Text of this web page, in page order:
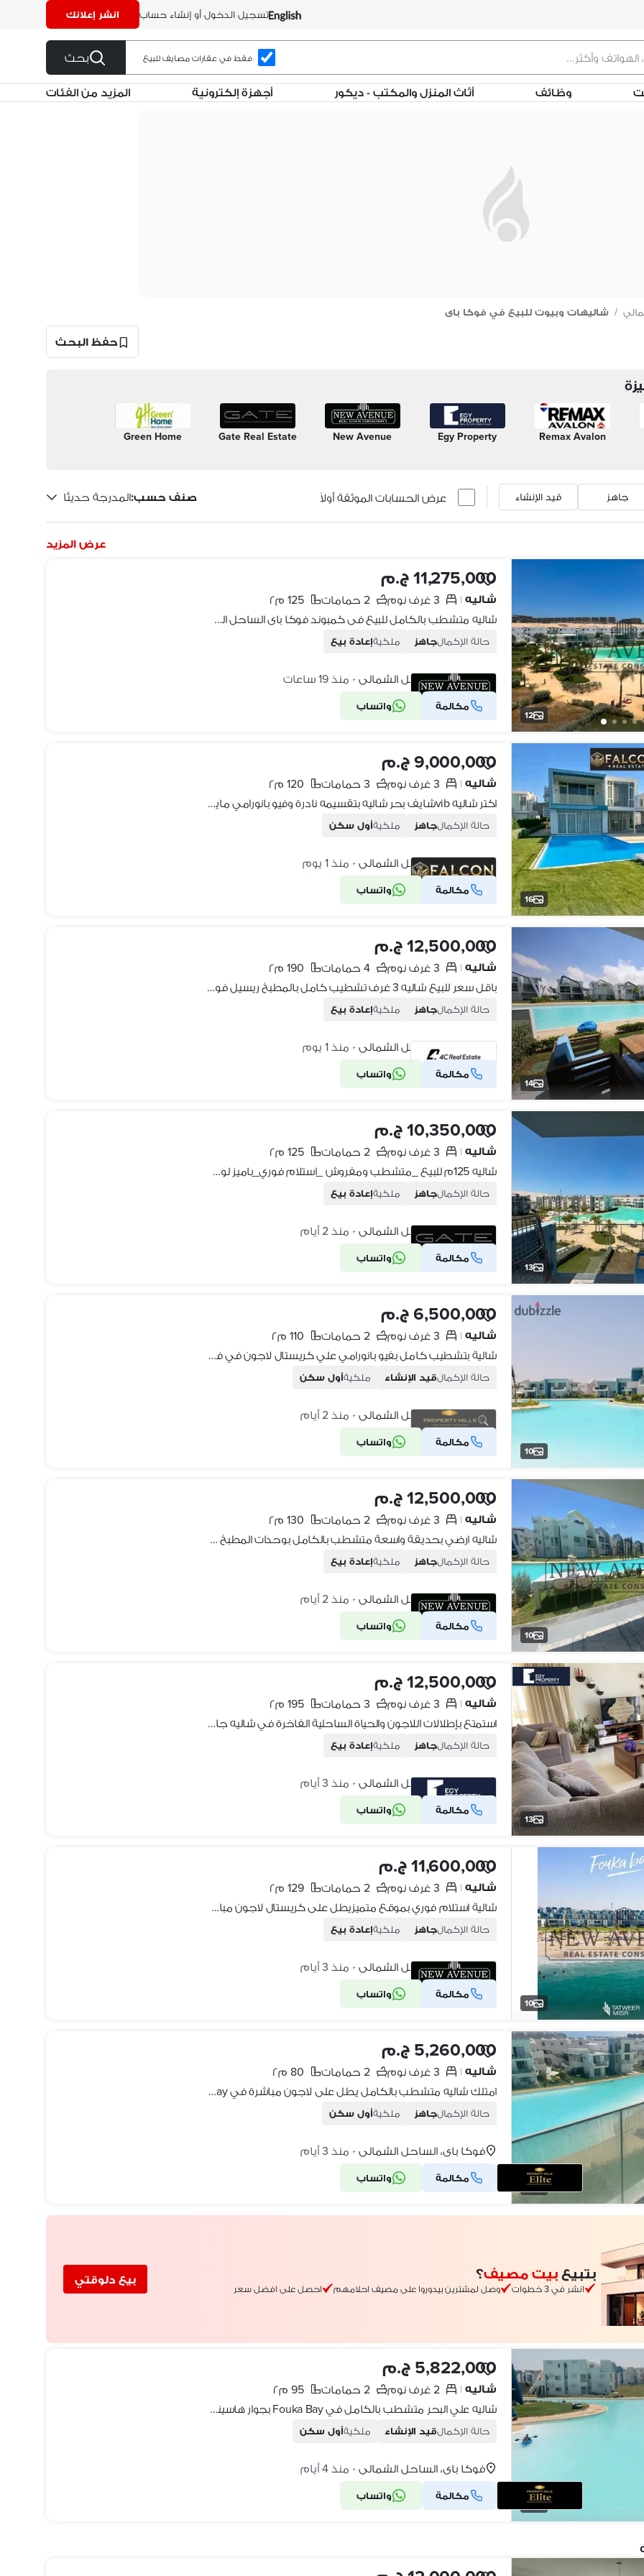
تسجيل الدخول أو إنشاء حساب انشر إعلانك
فقط في عقارات مصايف للبيع بحث
وظائف أثاث المنزل والمكتب - ديكور أجهزة إلكترونية المزيد من الفئات
/ شاليهات وبيوت للبيع في فوكا باى
حفظ البحث
Remax Avalon
Egy Property
New Avenue
Gate Real Estate
Green Home
جاهز قيد الإنشاء عرض الحسابات الموثقة أولاً صنف حسب:المدرجة حديثًا
عرض المزيد
12
11,275,000 ج.م
شاليه | 3 غرف نوم 2 حمامات
125 م٢
شاليه متشطب بالكامل للبيع فى كمبوند فوكا باى الساحل الشمالى Fouka Bay North coast فى موقع متميز فيو على اللاجون مباشرة جاهزة على الاستلام الفورى
حالة الإكمالجاهز ملكيةإعادة بيع
فوكا باى، الساحل الشمالي • منذ 19 ساعات
مكالمة واتساب شركة موثقة
16
9,000,000 ج.م
شاليه | 3 غرف نوم 3 حمامات
120 م٢
اكتر شاليه vibشايف بحر شاليه بتقسيمه نادرة وفيو بانورامي مايتفوتش ع البحر واللاجون الشاليه 2د للبحر تريبل فيو بوول لاند سكيب بحر
حالة الإكمالجاهز ملكيةأول سكن
فوكا باى، الساحل الشمالي • منذ 1 يوم
مكالمة واتساب شركة موثقة
14
12,500,000 ج.م
شاليه | 3 غرف نوم 4 حمامات
190 م٢
باقل سعر للبيع شاليه 3 غرف تشطيب كامل بالمطبخ ريسيل فوري في فوكا باي الساحل الشمالي بتقسيمه خاصه جاهز للمعاينه و السكن
حالة الإكمالجاهز ملكيةإعادة بيع
فوكا باى، الساحل الشمالي • منذ 1 يوم
مكالمة واتساب شركة موثقة
13
10,350,000 ج.م
شاليه | 3 غرف نوم 2 حمامات
125 م٢
شاليه 125م للبيع _متشطب ومفروش _استلام فوري_باميز لوكيشن علي اللاجون في فوكا باي الساحل الشمالي
حالة الإكمالجاهز ملكيةإعادة بيع
فوكا باى، الساحل الشمالي • منذ 2 أيام
مكالمة واتساب شركة موثقة
10
6,500,000 ج.م
شاليه | 3 غرف نوم 2 حمامات
110 م٢
شالية بتشطيب كامل بفيو بانورامي علي كريستال لاجون في فوكا باي الساحل الشمالي - راس الحكمة -Fouka bay
حالة الإكمالقيد الإنشاء ملكيةأول سكن
فوكا باى، الساحل الشمالي • منذ 2 أيام
مكالمة واتساب شركة موثقة
10
12,500,000 ج.م
شاليه | 3 غرف نوم 2 حمامات
130 م٢
شاليه ارضي بحديقة واسعة متشطب بالكامل بوحدات المطبخ والتكيفات للبيع ف فوكا باي الساحل الشمالي فيو دايركت علي اللاجون
حالة الإكمالجاهز ملكيةإعادة بيع
فوكا باى، الساحل الشمالي • منذ 2 أيام
مكالمة واتساب شركة موثقة
13
12,500,000 ج.م
شاليه | 3 غرف نوم 3 حمامات
195 م٢
استمتع بإطلالات اللاجون والحياة الساحلية الفاخرة في شاليه جاهز بفوكا باي
حالة الإكمالجاهز ملكيةإعادة بيع
فوكا باى، الساحل الشمالي • منذ 3 أيام
مكالمة واتساب شركة موثقة
10
11,600,000 ج.م
شاليه | 3 غرف نوم 2 حمامات
129 م٢
شالية استلام فوري بموقع متميزيطل على كريستال لاجون مباشرفي فوكا باى راس الحكمة شركة تطوير مصر- Fouka bay
حالة الإكمالجاهز ملكيةإعادة بيع
فوكا باى، الساحل الشمالي • منذ 3 أيام
مكالمة واتساب شركة موثقة
10
5,260,000 ج.م
شاليه | 3 غرف نوم 2 حمامات
80 م٢
امتلك شاليه متشطب بالكامل يطل على لاجون مباشرة في fouka bay
حالة الإكمالجاهز ملكيةأول سكن
فوكا باى، الساحل الشمالي • منذ 3 أيام
مكالمة واتساب
بتبيعبيت مصيف؟
انشر في 3 خطوات وصل لمشترين بيدوروا على مصيف احلامهم احصل على افضل سعر
بيع دلوقتي
10
5,822,000 ج.م
شاليه | 2 غرف نوم 2 حمامات
95 م٢
شاليه علي البحر متشطب بالكامل في Fouka Bay بجوار هاسيندا ويست
حالة الإكمالقيد الإنشاء ملكيةأول سكن
فوكا باى، الساحل الشمالي • منذ 4 أيام
مكالمة واتساب